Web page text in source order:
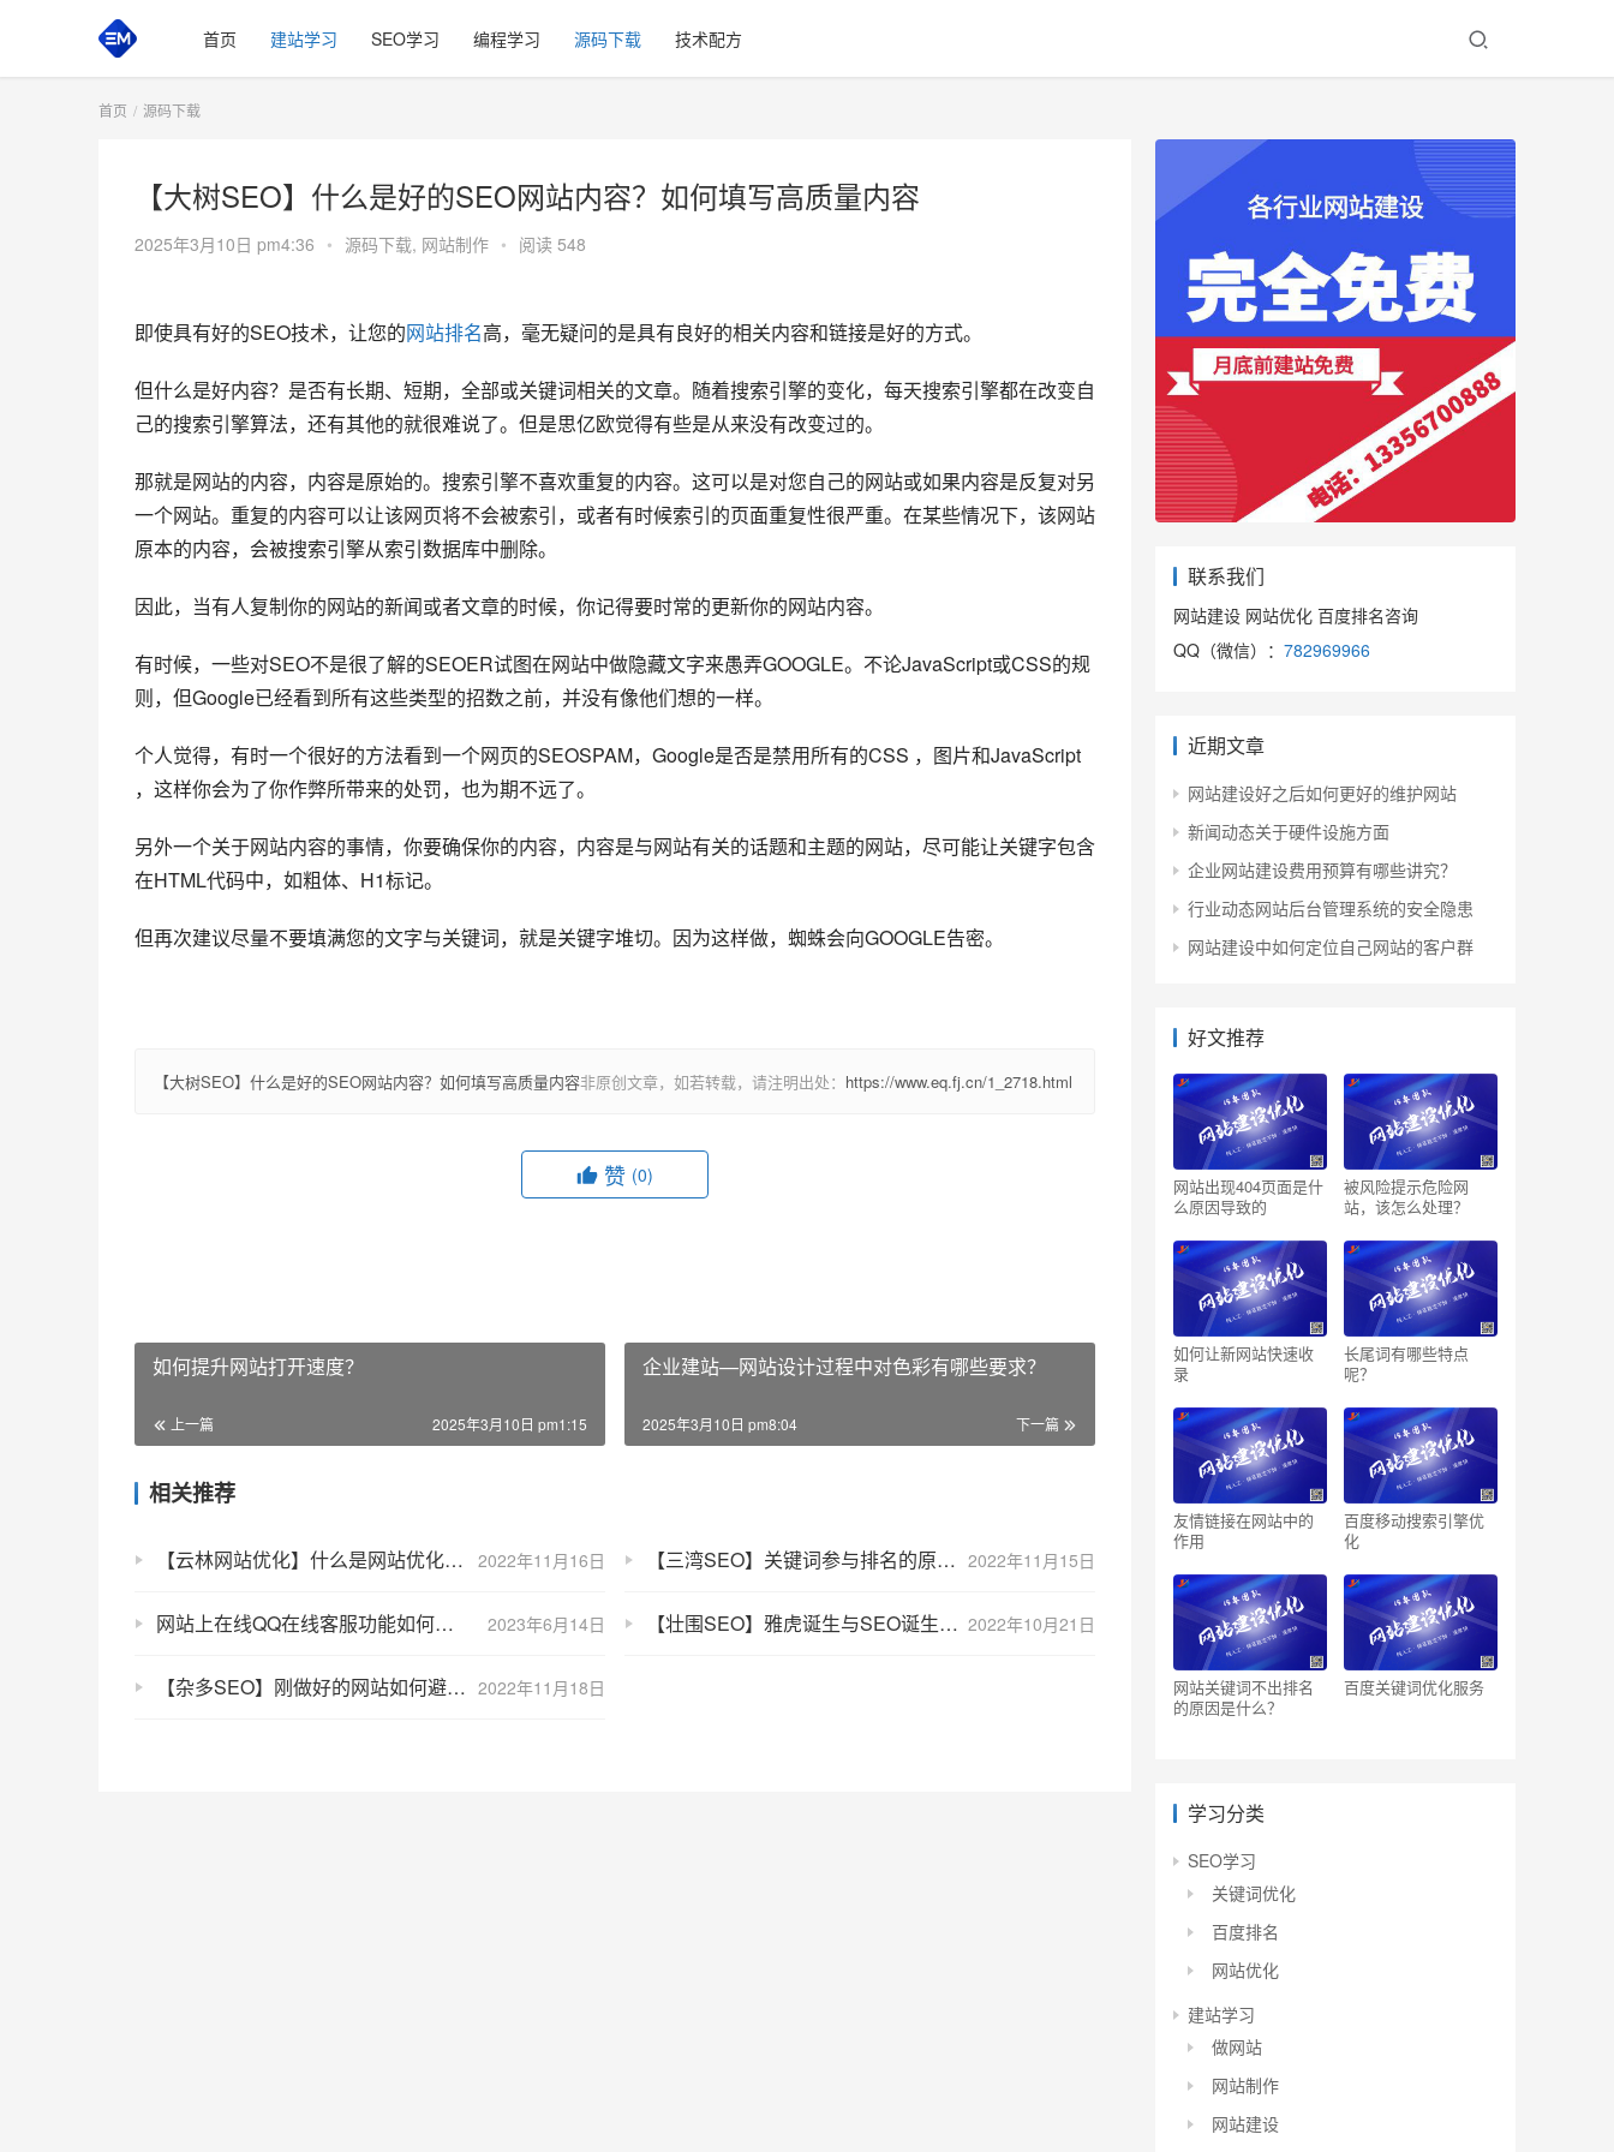
首页 建站学习 SEO学习 编程学习 源码下载 技术配方
首页 源码下载
【大树SEO】什么是好的SEO网站内容？如何填写高质量内容
2025年3月10日 pm4:36 • 源码下载, 网站制作 • 阅读 548
即使具有好的SEO技术，让您的网站排名高，毫无疑问的是具有良好的相关内容和链接是好的方式。
但什么是好内容？是否有长期、短期，全部或关键词相关的文章。随着搜索引擎的变化，每天搜索引擎都在改变自
己的搜索引擎算法，还有其他的就很难说了。但是思亿欧觉得有些是从来没有改变过的。
那就是网站的内容，内容是原始的。搜索引擎不喜欢重复的内容。这可以是对您自己的网站或如果内容是反复对另
一个网站。重复的内容可以让该网页将不会被索引，或者有时候索引的页面重复性很严重。在某些情况下，该网站
原本的内容，会被搜索引擎从索引数据库中删除。
因此，当有人复制你的网站的新闻或者文章的时候，你记得要时常的更新你的网站内容。
有时候，一些对SEO不是很了解的SEOER试图在网站中做隐藏文字来愚弄GOOGLE。不论JavaScript或CSS的规
则，但Google已经看到所有这些类型的招数之前，并没有像他们想的一样。
个人觉得，有时一个很好的方法看到一个网页的SEOSPAM，Google是否是禁用所有的CSS ，图片和JavaScript
，这样你会为了你作弊所带来的处罚，也为期不远了。
另外一个关于网站内容的事情，你要确保你的内容，内容是与网站有关的话题和主题的网站，尽可能让关键字包含
在HTML代码中，如粗体、H1标记。
但再次建议尽量不要填满您的文字与关键词，就是关键字堆切。因为这样做，蜘蛛会向GOOGLE告密。
【大树SEO】什么是好的SEO网站内容？如何填写高质量内容非原创文章，如若转载，请注明出处： https://www.eq.fj.cn/1_2718.html
赞 (0)
如何提升网站打开速度？
上一篇 2025年3月10日 pm1:15
企业建站—网站设计过程中对色彩有哪些要求？
下一篇
2025年3月10日 pm8:04
相关推荐
2022年11月16日
【云林网站优化】什么是网站优化？网站优化的详细介绍 2022年11月15日
【三湾SEO】关键词参与排名的原理是什么？怎样通过SEO来实现
2023年6月14日
网站上在线QQ在线客服功能如何开通 2022年10月21日
【壮围SEO】雅虎诞生与SEO诞生的详细介绍
2022年11月18日
【杂多SEO】刚做好的网站如何避免被搜索引擎K站？
联系我们
网站建设 网站优化 百度排名咨询
QQ（微信）： 782969966
近期文章
网站建设好之后如何更好的维护网站
新闻动态关于硬件设施方面
企业网站建设费用预算有哪些讲究？
行业动态网站后台管理系统的安全隐患
网站建设中如何定位自己网站的客户群
好文推荐
网站出现404页面是什
么原因导致的
被风险提示危险网
站，该怎么处理？
如何让新网站快速收
录
长尾词有哪些特点
呢？
友情链接在网站中的
作用
百度移动搜索引擎优
化
网站关键词不出排名
的原因是什么？
百度关键词优化服务
学习分类
SEO学习
关键词优化
百度排名
网站优化
建站学习
做网站
网站制作
网站建设